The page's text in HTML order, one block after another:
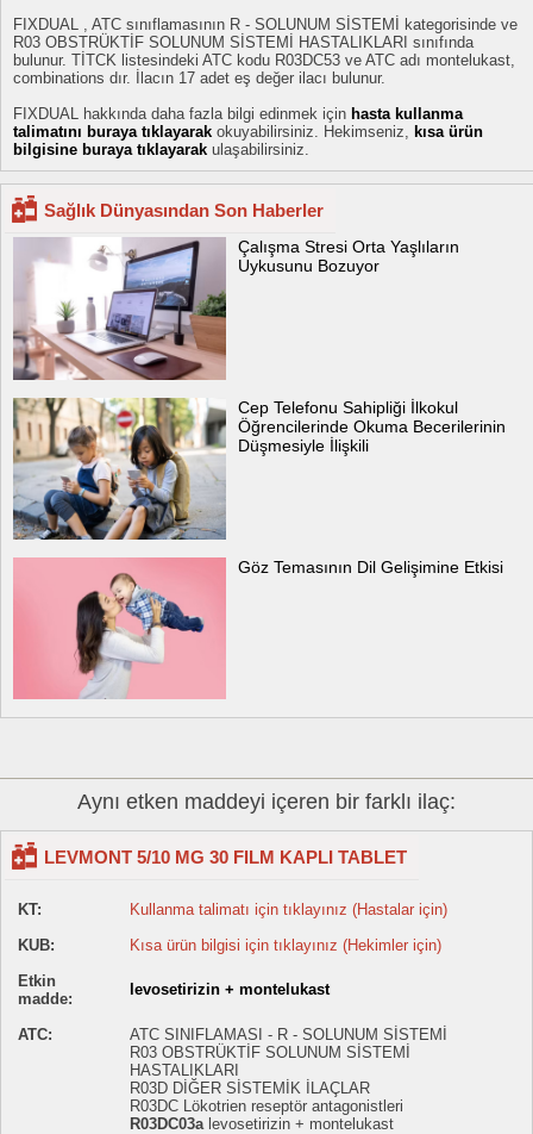
FIXDUAL , ATC sınıflamasının R - SOLUNUM SİSTEMİ kategorisinde ve
R03 OBSTRÜKTİF SOLUNUM SİSTEMİ HASTALIKLARI sınıfında
bulunur. TİTCK listesindeki ATC kodu R03DC53 ve ATC adı montelukast,
combinations dır. İlacın 17 adet eş değer ilacı bulunur.
FIXDUAL hakkında daha fazla bilgi edinmek için hasta kullanma
talimatını buraya tıklayarak okuyabilirsiniz. Hekimseniz, kısa ürün
bilgisine buraya tıklayarak ulaşabilirsiniz.
Sağlık Dünyasından Son Haberler
Çalışma Stresi Orta Yaşlıların
Uykusunu Bozuyor
Cep Telefonu Sahipliği İlkokul
Öğrencilerinde Okuma Becerilerinin
Düşmesiyle İlişkili
Göz Temasının Dil Gelişimine Etkisi
Aynı etken maddeyi içeren bir farklı ilaç:
LEVMONT 5/10 MG 30 FILM KAPLI TABLET
KT:
Kullanma talimatı için tıklayınız (Hastalar için)
KUB:
Kısa ürün bilgisi için tıklayınız (Hekimler için)
Etkin
madde:
levosetirizin + montelukast
ATC:
ATC SINIFLAMASI - R - SOLUNUM SİSTEMİ
R03 OBSTRÜKTİF SOLUNUM SİSTEMİ
HASTALIKLARI
R03D DİĞER SİSTEMİK İLAÇLAR
R03DC Lökotrien reseptör antagonistleri
R03DC03a levosetirizin + montelukast